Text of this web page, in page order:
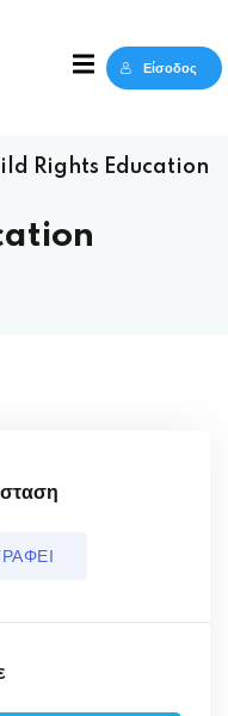
Είσοδος
Rights Education
Sign up